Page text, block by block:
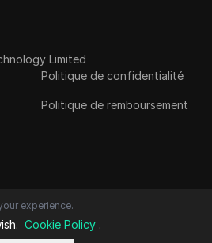
Limited
Politique de confidentialité
Politique de remboursement
experience.
Cookie Policy .